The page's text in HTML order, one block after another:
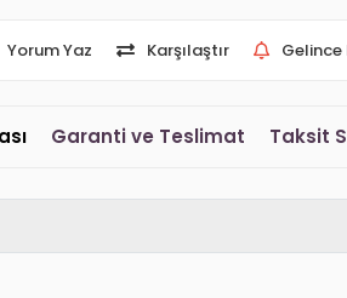
Yorum Yaz Karşılaştır Gelince
Garanti ve Teslimat Taksit